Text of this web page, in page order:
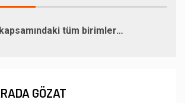
tüm birimler…
GÖZAT